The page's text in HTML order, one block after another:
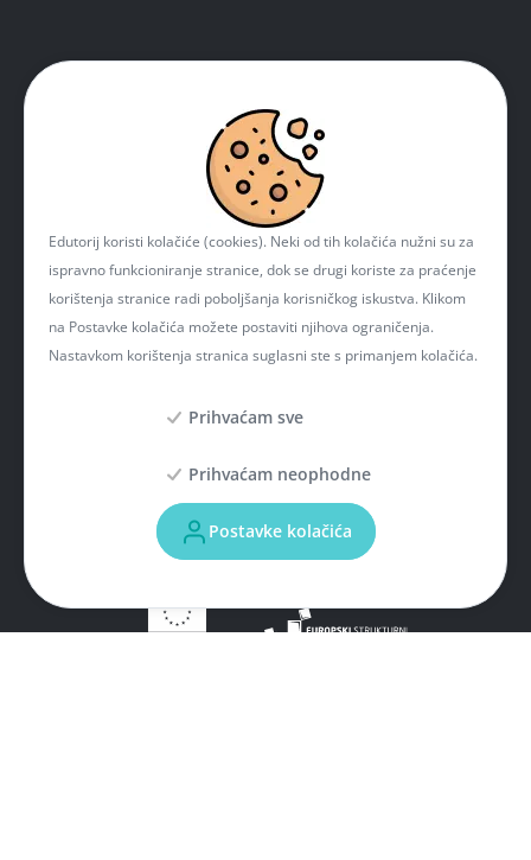
Izjava o pristupačnosti
Pravila privatnosti
Impressum
Kolačići
Kontakt
Edutorij koristi kolačiće (cookies). Neki od tih kolačića nužni su za
ispravno funkcioniranje stranice, dok se drugi koriste za praćenje
korištenja stranice radi poboljšanja korisničkog iskustva. Klikom
na Postavke kolačića možete postaviti njihova ograničenja.
Nastavkom korištenja stranica suglasni ste s primanjem kolačića.
Prihvaćam sve
Prihvaćam neophodne
Postavke kolačića